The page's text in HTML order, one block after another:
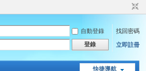
自動登錄
找回密碼
登錄 立即註冊
快捷導航